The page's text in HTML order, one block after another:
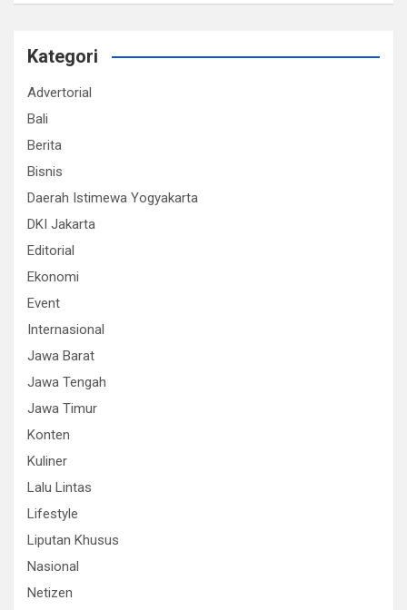
Kategori
Advertorial
Bali
Berita
Bisnis
Daerah Istimewa Yogyakarta
DKI Jakarta
Editorial
Ekonomi
Event
Internasional
Jawa Barat
Jawa Tengah
Jawa Timur
Konten
Kuliner
Lalu Lintas
Lifestyle
Liputan Khusus
Nasional
Netizen